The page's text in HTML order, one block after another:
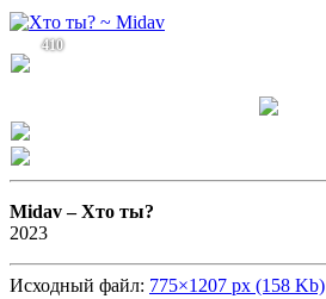
410
Midav –Хто ты?
2023
Исходный файл: 775×1207 px (158 Kb)